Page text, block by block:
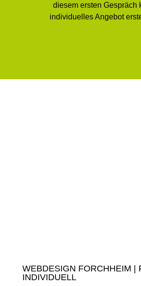
diesem ersten Gespräch
individuelles Angebot
WEBDESIGN FORCHHEIM |
INDIVIDUELL